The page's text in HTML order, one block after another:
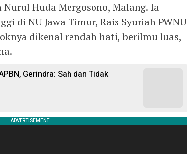
Huda Mergosono, Malang. Ia
di NU Jawa Timur, Rais Syuriah PWNU
dikenal rendah hati, berilmu luas,
Gerindra: Sah dan Tidak